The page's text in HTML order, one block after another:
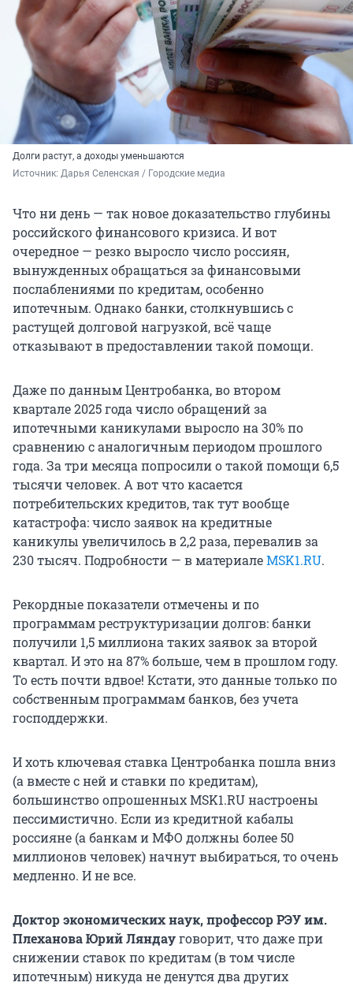
Долги растут, а доходы уменьшаются
Источник: Дарья Селенская / Городские медиа
Что ни день — так новое доказательство глубины
российского финансового кризиса. И вот
очередное — резко выросло число россиян,
вынужденных обращаться за финансовыми
послаблениями по кредитам, особенно
ипотечным. Однако банки, столкнувшись с
растущей долговой нагрузкой, всё чаще
отказывают в предоставлении такой помощи.
Даже по данным Центробанка, во втором
квартале 2025 года число обращений за
ипотечными каникулами выросло на 30% по
сравнению с аналогичным периодом прошлого
года. За три месяца попросили о такой помощи 6,5
тысячи человек. А вот что касается
потребительских кредитов, так тут вообще
катастрофа: число заявок на кредитные
каникулы увеличилось в 2,2 раза, перевалив за
230 тысяч. Подробности — в материалеMSK1.RU.
Рекордные показатели отмечены и по
программам реструктуризации долгов: банки
получили 1,5 миллиона таких заявок за второй
квартал. И это на 87% больше, чем в прошлом году.
То есть почти вдвое! Кстати, это данные только по
собственным программам банков, без учета
господдержки.
И хоть ключевая ставка Центробанка пошла вниз
(а вместе с ней и ставки по кредитам),
большинство опрошенных MSK1.RU настроены
пессимистично. Если из кредитной кабалы
россияне (а банкам и МФО должны более 50
миллионов человек) начнут выбираться, то очень
медленно. И не все.
Доктор экономических наук, профессор РЭУ им.
Плеханова Юрий Ляндауговорит, что даже при
снижении ставок по кредитам (в том числе
ипотечным) никуда не денутся два других